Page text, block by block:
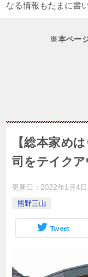
なる情報もたまに書
※本ペー
【総本家め
司をテイク
更新日： 2022年1月4日
熊野三山
Tweet